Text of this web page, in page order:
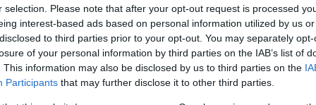
selection. Please note that after your opt-out request is processed
interest-based ads based on personal information utilized by us
to third parties prior to your opt-out. You may separately
of your personal information by third parties on the IAB’s list of
This information may also be disclosed by us to third parties on the
Participants that may further disclose it to other third parties.